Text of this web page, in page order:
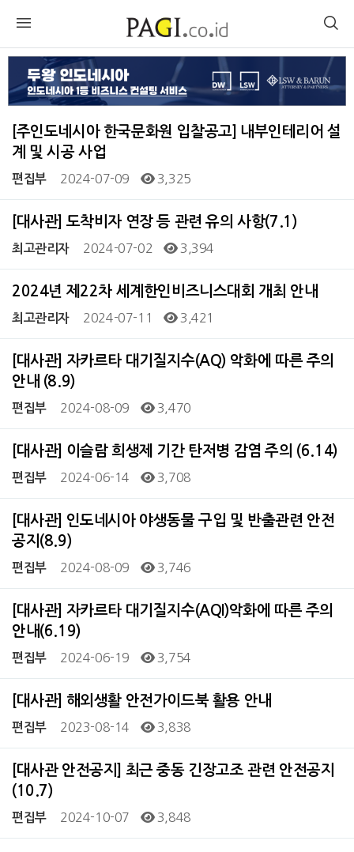
[주인도네시아 한국문화원 입찰공고] 내부인테리어 설
계 및 시공 사업
편집부 2024-07-09 3,325
[대사관] 도착비자 연장 등 관련 유의 사항(7.1)
최고관리자 2024-07-02 3,394
2024년 제22차 세계한인비즈니스대회 개최 안내
최고관리자 2024-07-11 3,421
[대사관] 자카르타 대기질지수(AQ) 악화에 따른 주의
안내 (8.9)
편집부 2024-08-09 3,470
[대사관] 이슬람 희생제 기간 탄저병 감염 주의 (6.14)
편집부 2024-06-14 3,708
[대사관] 인도네시아 야생동물 구입 및 반출관련 안전
공지(8.9)
편집부 2024-08-09 3,746
[대사관] 자카르타 대기질지수(AQI)악화에 따른 주의
안내(6.19)
편집부 2024-06-19 3,754
[대사관] 해외생활 안전가이드북 활용 안내
편집부 2023-08-14 3,838
[대사관 안전공지] 최근 중동 긴장고조 관련 안전공지
(10.7)
편집부 2024-10-07 3,848